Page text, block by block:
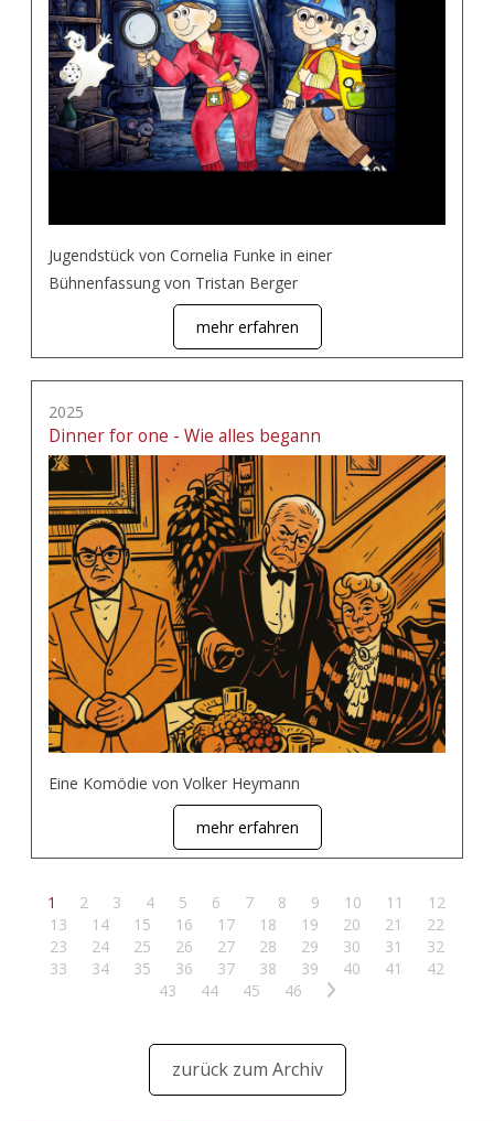
Jugendstück von Cornelia Funke in einer
Bühnenfassung von Tristan Berger
mehr erfahren
2025
Dinner for one - Wie alles begann
Eine Komödie von Volker Heymann
mehr erfahren
1 2 3 4 5 6 7 8 9 10 11
12
13
14 15 16 17 18 19 20 21
22
23
24 25 26 27 28 29 30 31
32
33
34 35 36 37 38 39 40 41
42
43
44 45 46 >
zurück zum Archiv